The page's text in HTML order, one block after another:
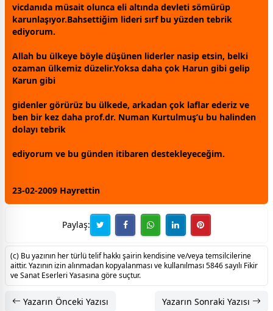
vicdanıda müsait olunca eli altında devleti sömürüp
karunlaşıyor.Bahsettiğim lideri sırf bu yüzden tebrik
ediyorum.
Allah bu ülkeye böyle düşünen liderler nasip etsin, belki
ozaman ülkemiz düzelir.Yoksa daha çok Harun gibi gelip
Karun gibi
gidenler görürüz bu ülkede, arkadan çok laflar ederiz ve
ben bir kez daha prof.dr. Numan Kurtulmuş’u bu halinden
dolayı tebrik
ediyorum ve bu günden itibaren destekleyeceğim.
23-02-2009 Hayrettin
Paylaş:
(c) Bu yazının her türlü telif hakkı şairin kendisine ve/veya temsilcilerine
aittir. Yazının izin alınmadan kopyalanması ve kullanılması 5846 sayılı Fikir
ve Sanat Eserleri Yasasına göre suçtur.
Yazarın Önceki Yazısı Yazarın Sonraki Yazısı